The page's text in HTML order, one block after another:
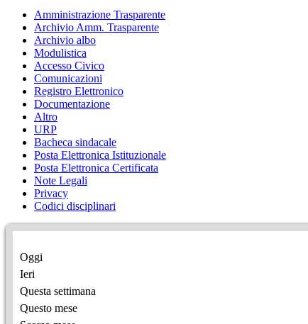
Amministrazione Trasparente
Archivio Amm. Trasparente
Archivio albo
Modulistica
Accesso Civico
Comunicazioni
Registro Elettronico
Documentazione
Altro
URP
Bacheca sindacale
Posta Elettronica Istituzionale
Posta Elettronica Certificata
Note Legali
Privacy
Codici disciplinari
Oggi
Ieri
Questa settimana
Questo mese